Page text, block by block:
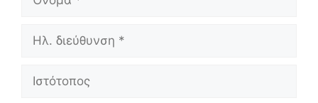
Ηλ.
Ιστότοπος